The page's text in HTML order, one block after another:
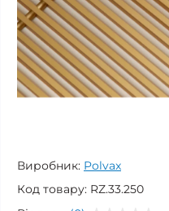
Виробник: Polvax
Код товару: RZ.33.250